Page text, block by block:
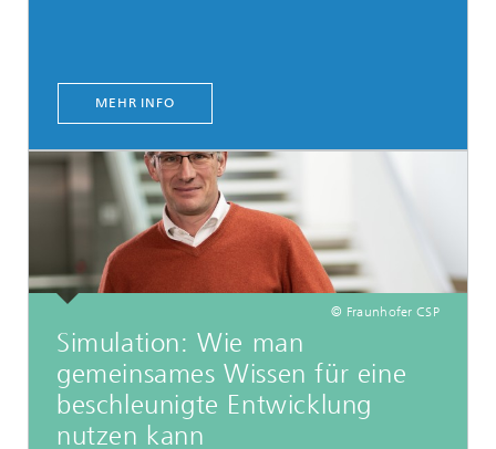
MEHR INFO
© Fraunhofer CSP
Simulation: Wie man
gemeinsames Wissen für eine
beschleunigte Entwicklung
nutzen kann